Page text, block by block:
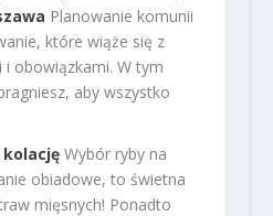
Planowanie komunii
które wiąże się z
obowiązkami. W tym
aby wszystko
Wybór ryby na
obiadowe, to świetna
mięsnych! Ponadto